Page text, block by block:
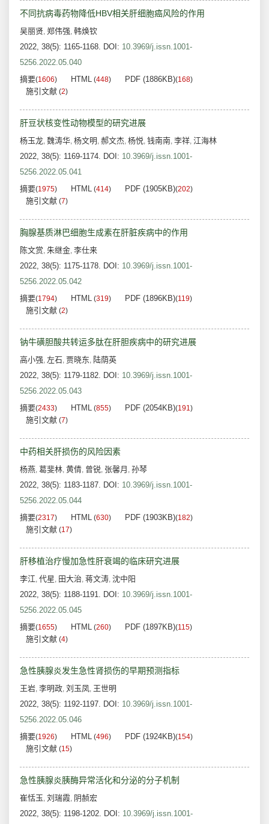
不同抗病毒药物降低HBV相关肝细胞癌风险的作用
吴丽贤, 郑伟强, 韩焕钦
2022, 38(5): 1165-1168. DOI: 10.3969/j.issn.1001-
5256.2022.05.040
摘要(1606) HTML (448) PDF (1886KB)(168)
施引文献 (2)
肝豆状核变性动物模型的研究进展
杨玉龙, 魏涛华, 杨文明 , 郝文杰, 杨悦, 钱南南, 李祥, 江海林
2022, 38(5): 1169-1174. DOI: 10.3969/j.issn.1001-
5256.2022.05.041
摘要(1975) HTML (414) PDF (1905KB)(202)
施引文献 (7)
胸腺基质淋巴细胞生成素在肝脏疾病中的作用
陈文赏, 朱继金, 李仕来
2022, 38(5): 1175-1178. DOI: 10.3969/j.issn.1001-
5256.2022.05.042
摘要(1794) HTML (319) PDF (1896KB)(119)
施引文献 (2)
钠牛磺胆酸共转运多肽在肝胆疾病中的研究进展
高小强, 左石, 贾晓东, 陆荫英
2022, 38(5): 1179-1182. DOI: 10.3969/j.issn.1001-
5256.2022.05.043
摘要(2433) HTML (855) PDF (2054KB)(191)
施引文献 (7)
中药相关肝损伤的风险因素
杨燕, 葛斐林, 黄倩, 曾锐, 张馨月 , 孙琴
2022, 38(5): 1183-1187. DOI: 10.3969/j.issn.1001-
5256.2022.05.044
摘要(2317) HTML (630) PDF (1903KB)(182)
施引文献 (17)
肝移植治疗慢加急性肝衰竭的临床研究进展
李江, 代星, 田大治, 蒋文涛, 沈中阳
2022, 38(5): 1188-1191. DOI: 10.3969/j.issn.1001-
5256.2022.05.045
摘要(1655) HTML (260) PDF (1897KB)(115)
施引文献 (4)
急性胰腺炎发生急性肾损伤的早期预测指标
王岩, 李明政, 刘玉凤, 王世明
2022, 38(5): 1192-1197. DOI: 10.3969/j.issn.1001-
5256.2022.05.046
摘要(1926) HTML (496) PDF (1924KB)(154)
施引文献 (15)
急性胰腺炎胰酶异常活化和分泌的分子机制
崔恬玉, 刘瑞霞, 阴赪宏
2022, 38(5): 1198-1202. DOI: 10.3969/j.issn.1001-